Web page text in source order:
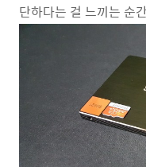
단하다는 걸 느끼는 순